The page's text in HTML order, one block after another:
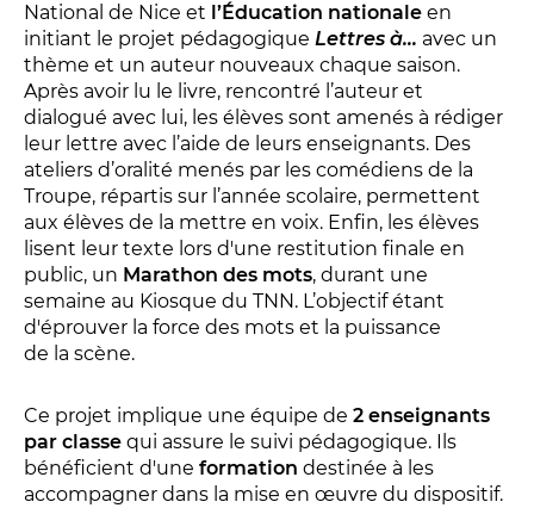
LA SAISON
TOUTE LA SAISON
Les Spectacles
Le Calendrier
Productions & coproductions
Les Tournées
LES RENDEZ-VOUS
Les Procès du samedi
Les Jeudis littéraires
Le Comité de lecture
National de Nice et l’Éducation nationale en
initiant le projet pédagogique Lettres à... avec un
thème et un auteur nouveaux chaque saison.
Après avoir lu le livre, rencontré l’auteur et
dialogué avec lui, les élèves sont amenés à rédiger
leur lettre avec l’aide de leurs enseignants. Des
ateliers d’oralité menés par les comédiens de la
Troupe, répartis sur l’année scolaire, permettent
aux élèves de la mettre en voix. Enfin, les élèves
lisent leur texte lors d'une restitution finale en
public, un Marathon des mots, durant une
semaine au Kiosque du TNN. L’objectif étant
d'éprouver la force des mots et la puissance
de la scène.
Ce projet implique une équipe de 2 enseignants
par classe qui assure le suivi pédagogique. Ils
bénéficient d'une formation destinée à les
accompagner dans la mise en œuvre du dispositif.